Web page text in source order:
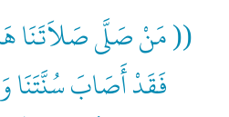
(( مَنْ صَلَّى صَلاَتَنَا
فَقَدْ أَصَابَ